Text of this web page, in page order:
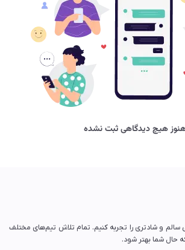
هیچ دیدگاهی ثبت نشده
و شادتری را تجربه کنیم. تمام تلاش تیم‌های مختلف
حال شما بهتر شود.